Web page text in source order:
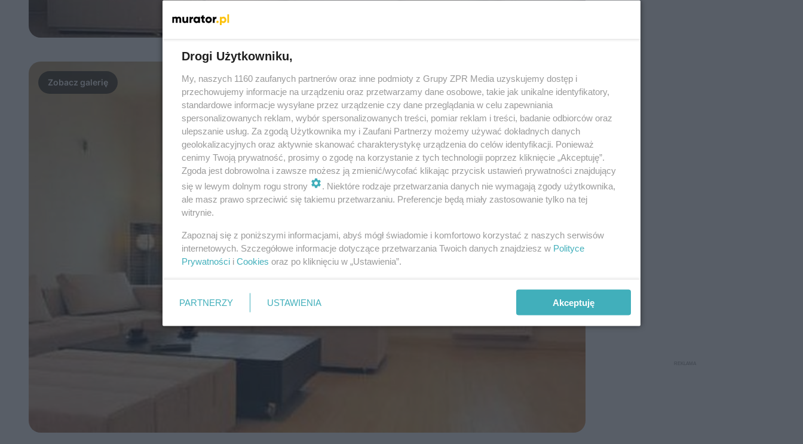
3
Drogi Użytkowniku,
My, naszych 1160 zaufanych partnerów oraz inne podmioty z Grupy ZPR Media uzyskujemy dostęp i
przechowujemy informacje na urządzeniu oraz przetwarzamy dane osobowe, takie jak unikalne identyfikatory,
standardowe informacje wysyłane przez urządzenie czy dane przeglądania w celu zapewniania
spersonalizowanych reklam, wybór spersonalizowanych treści, pomiar reklam i treści, badanie odbiorców oraz
ulepszanie usług. Za zgodą Użytkownika my i Zaufani Partnerzy możemy używać dokładnych danych
geolokalizacyjnych oraz aktywnie skanować charakterystykę urządzenia do celów identyfikacji. Ponieważ
cenimy Twoją prywatność, prosimy o zgodę na korzystanie z tych technologii poprzez kliknięcie „Akceptuję”.
Zgoda jest dobrowolna i zawsze możesz ją zmienić/wycofać klikając przycisk ustawień prywatności znajdujący
się w lewym dolnym rogu strony
. Niektóre rodzaje przetwarzania danych nie wymagają zgody użytkownika,
ale masz prawo sprzeciwić się takiemu przetwarzaniu. Preferencje będą miały zastosowanie tylko na tej
witrynie.
Zapoznaj się z poniższymi informacjami, abyś mógł świadomie i komfortowo korzystać z naszych serwisów
internetowych. Szczegółowe informacje dotyczące przetwarzania Twoich danych znajdziesz w Polityce
Prywatności i Cookies oraz po kliknięciu w „Ustawienia”.
PARTNERZY USTAWIENIA Akceptuję